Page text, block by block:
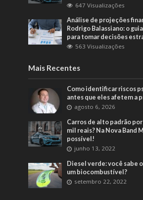
647 Visualizações
Análise de projeções
Rodrigo Balassiano: o
para tomar decisões
563 Visualizações
Mais Recentes
Como identificar riscos
antes que eles afetem a
agosto 6, 2026
Carros de alto padrão por
mil reais? Na Nova Band
possível!
junho 13, 2022
Diesel verde: você sabe
um biocombustível?
setembro 22, 2022